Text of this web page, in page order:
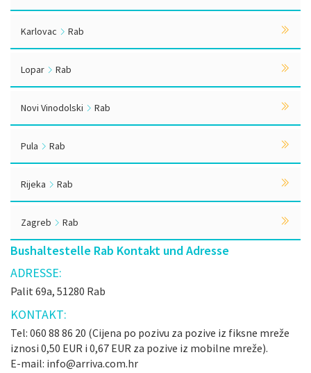
Karlovac Rab
Lopar Rab
Novi Vinodolski Rab
Pula Rab
Rijeka Rab
Zagreb Rab
Bushaltestelle Rab Kontakt und Adresse
ADRESSE:
Palit 69a, 51280 Rab
KONTAKT:
Tel: 060 88 86 20 (Cijena po pozivu za pozive iz fiksne mreže
iznosi 0,50 EUR i 0,67 EUR za pozive iz mobilne mreže).
E-mail: info@arriva.com.hr